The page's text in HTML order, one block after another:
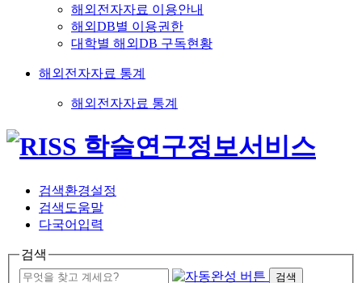
해외전자자료 이용안내
해외DB별 이용권한
대학별 해외DB 구독현황
해외전자자료 통계
해외전자자료 통계
검색환경설정
검색도움말
다국어입력
검색
검색